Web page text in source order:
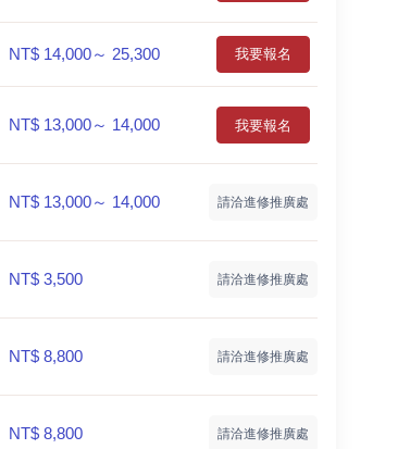
NT$ 14,000～ 25,300 我要報名
NT$ 13,000～ 14,000 我要報名
NT$ 13,000～ 14,000 請洽進修推廣處
NT$ 3,500 請洽進修推廣處
NT$ 8,800 請洽進修推廣處
NT$ 8,800 請洽進修推廣處